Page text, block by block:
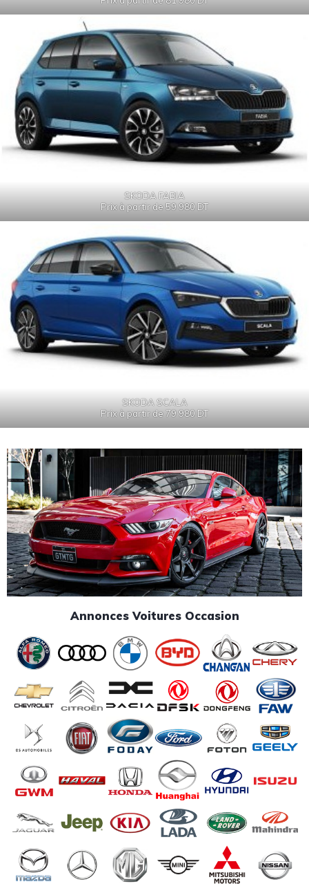
SKODA FABIA
Prix à partir de 59 980 DT
SKODA SCALA
Prix à partir de 79 980 DT
Annonces Voitures Occasion